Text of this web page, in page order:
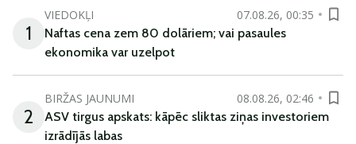
1
VIEDOKĻI
07.08.26, 00:35
Naftas cena zem 80 dolāriem; vai pasaules
ekonomika var uzelpot
2
BIRŽAS JAUNUMI
08.08.26, 02:46
ASV tirgus apskats: kāpēc sliktas ziņas investoriem
izrādījās labas